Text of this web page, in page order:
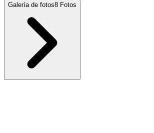
Galería de fotos8 Fotos